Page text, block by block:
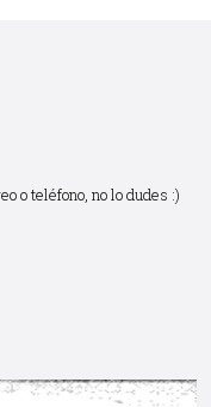
o teléfono, no lo dudes :)